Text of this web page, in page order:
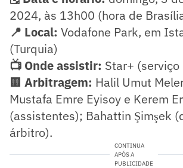
2024, às 13h00 (hora de
📍 Local: Vodafone Park, em
(Turquia)
📺 Onde assistir: Star+
🟨 Arbitragem: Halil Umut
Mustafa Emre Eyisoy e Kerem
(assistentes); Bahattin Şimşek
árbitro).
CONTINUA
APÓS A
PUBLICIDADE